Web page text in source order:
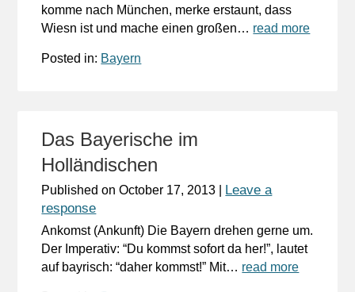
komme nach München, merke erstaunt, dass
Wiesn ist und mache einen großen… read more
Posted in: Bayern
Das Bayerische im
Holländischen
Published onOctober 17, 2013
Leave a
response
Ankomst (Ankunft) Die Bayern drehen gerne um.
Der Imperativ: “Du kommst sofort da her!”, lautet
auf bayrisch: “daher kommst!” Mit… read more